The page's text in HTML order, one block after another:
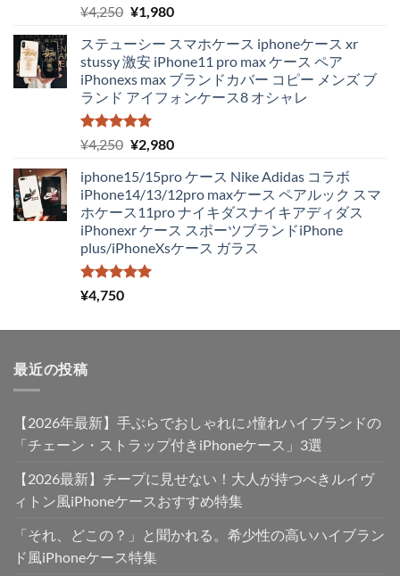
5段階中
5.00
の評価
¥4,250 元
価
格
は
¥4,250
で
し
¥1,980現
の
価
格
は
で
ステューシー スマホケース iphoneケース xr
stussy 激安 iPhone11 pro max ケース ペア
iPhonexs max ブランドカバー コピー メンズ ブ
ランド アイフォンケース8 オシャレ
5段階中
5.00
の評価
¥4,250 元
価
格
は
¥4,250
で
し
¥2,980現
の
価
格
は
¥2,980
iphone15/15pro ケース Nike Adidas コラボ
iPhone14/13/12pro maxケース ペアルック スマ
ホケース11pro ナイキダスナイキアディダス
iPhonexr ケース スポーツブランドiPhone
plus/iPhoneXsケース ガラス
5段階中
5.00
¥4,750
最近の投稿
【2026年最新】手ぶらでおしゃれに♪憧れハイブランドの
「チェーン・ストラップ付きiPhoneケース」3選
【2026最新】チープに見せない！大人が持つべきルイヴ
ィトン風iPhoneケースおすすめ特集
「それ、どこの？」と聞かれる。希少性の高いハイブラン
ド風iPhoneケース特集